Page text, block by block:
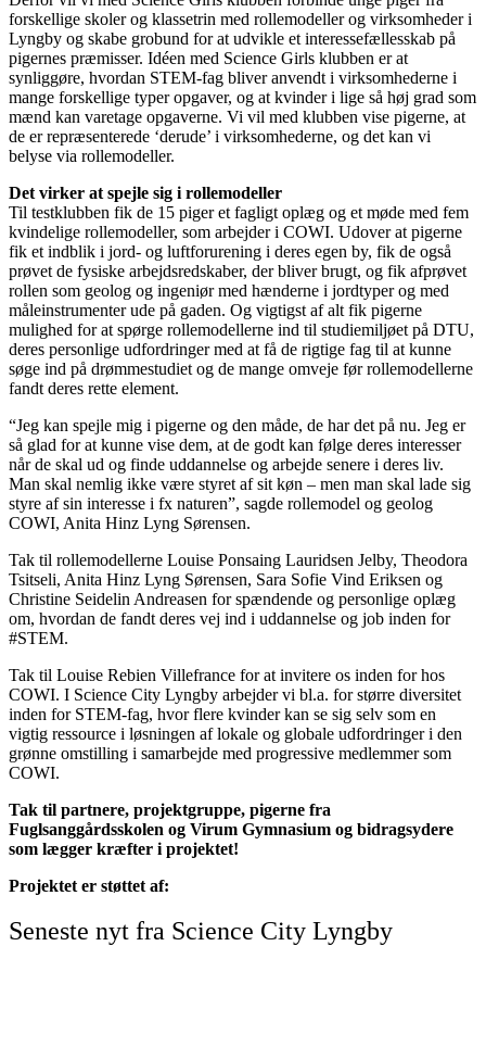
forskellige skoler og klassetrin med rollemodeller og virksomheder i
Lyngby og skabe grobund for at udvikle et interessefællesskab på
pigernes præmisser. Idéen med Science Girls klubben er at
synliggøre, hvordan STEM-fag bliver anvendt i virksomhederne i
mange forskellige typer opgaver, og at kvinder i lige så høj grad som
mænd kan varetage opgaverne. Vi vil med klubben vise pigerne, at
de er repræsenterede ‘derude’ i virksomhederne, og det kan vi
belyse via rollemodeller.
Det virker at spejle sig i rollemodeller
Til testklubben fik de 15 piger et fagligt oplæg og et møde med fem
kvindelige rollemodeller, som arbejder i COWI. Udover at pigerne
fik et indblik i jord- og luftforurening i deres egen by, fik de også
prøvet de fysiske arbejdsredskaber, der bliver brugt, og fik afprøvet
rollen som geolog og ingeniør med hænderne i jordtyper og med
måleinstrumenter ude på gaden. Og vigtigst af alt fik pigerne
mulighed for at spørge rollemodellerne ind til studiemiljøet på DTU,
deres personlige udfordringer med at få de rigtige fag til at kunne
søge ind på drømmestudiet og de mange omveje før rollemodellerne
fandt deres rette element.
“Jeg kan spejle mig i pigerne og den måde, de har det på nu. Jeg er
så glad for at kunne vise dem, at de godt kan følge deres interesser
når de skal ud og finde uddannelse og arbejde senere i deres liv.
Man skal nemlig ikke være styret af sit køn – men man skal lade sig
styre af sin interesse i fx naturen”, sagde rollemodel og geolog
COWI, Anita Hinz Lyng Sørensen.
Tak til rollemodellerne Louise Ponsaing Lauridsen Jelby, Theodora
Tsitseli, Anita Hinz Lyng Sørensen, Sara Sofie Vind Eriksen og
Christine Seidelin Andreasen for spændende og personlige oplæg
om, hvordan de fandt deres vej ind i uddannelse og job inden for
#STEM.
Tak til Louise Rebien Villefrance for at invitere os inden for hos
COWI. I Science City Lyngby arbejder vi bl.a. for større diversitet
inden for STEM-fag, hvor flere kvinder kan se sig selv som en
vigtig ressource i løsningen af lokale og globale udfordringer i den
grønne omstilling i samarbejde med progressive medlemmer som
COWI.
Tak til partnere, projektgruppe, pigerne fra
Fuglsanggårdsskolen og Virum Gymnasium og bidragsydere
som lægger kræfter i projektet!
Projektet er støttet af:
Seneste nyt fra Science City Lyngby